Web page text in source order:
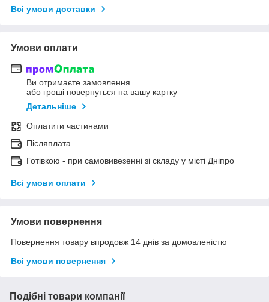
Всі умови доставки
Умови оплати
Ви отримаєте замовлення
або гроші повернуться на вашу картку
Детальніше
Оплатити частинами
Післяплата
Готівкою - при самовивезенні зі складу у місті Дніпро
Всі умови оплати
Умови повернення
Повернення товару впродовж 14 днів за домовленістю
Всі умови повернення
Подібні товари компанії